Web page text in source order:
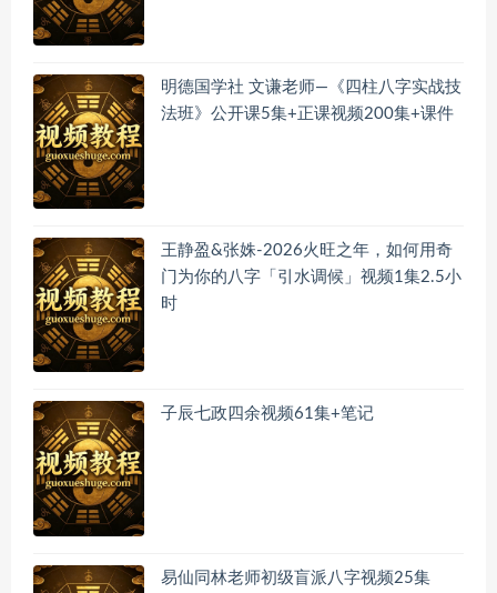
明德国学社 文谦老师—《四柱八字实战技
法班》公开课5集+正课视频200集+课件
王静盈&张姝-2026火旺之年，如何用奇
门为你的八字「引水调候」视频1集2.5小
时
子辰七政四余视频61集+笔记
易仙同林老师初级盲派八字视频25集